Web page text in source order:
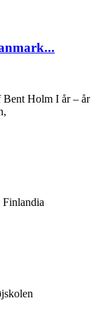
Bent Holm I år – år
Finlandia